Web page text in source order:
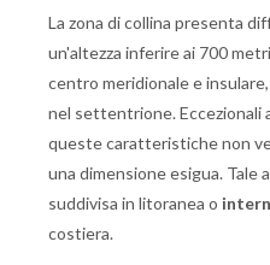
La zona di collina presenta
un'altezza inferire ai 700
centro meridionale e
nel settentrione. Eccezionali
queste caratteristiche non
una dimensione esigua. Tale
suddivisa in litoranea o
costiera.